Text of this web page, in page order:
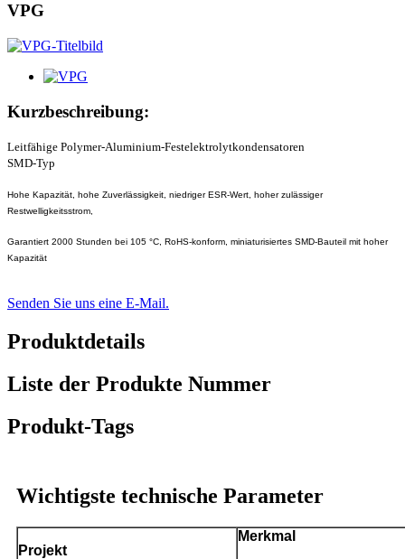
VPG
Kurzbeschreibung:
Leitfähige Polymer-Aluminium-Festelektrolytkondensatoren
SMD-Typ
Hohe Kapazität, hohe Zuverlässigkeit, niedriger ESR-Wert, hoher zulässiger
Restwelligkeitsstrom,
Garantiert 2000 Stunden bei 105 °C, RoHS-konform, miniaturisiertes SMD-Bauteil mit hoher
Kapazität
Senden Sie uns eine E-Mail.
Produktdetails
Liste der Produkte Nummer
Produkt-Tags
Wichtigste technische Parameter
Projekt
Merkmal